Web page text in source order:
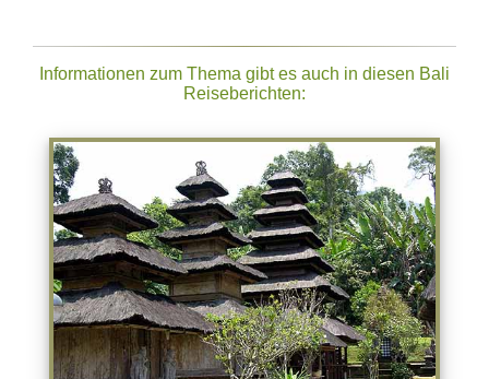
Informationen zum Thema gibt es auch in diesen Bali
Reiseberichten: